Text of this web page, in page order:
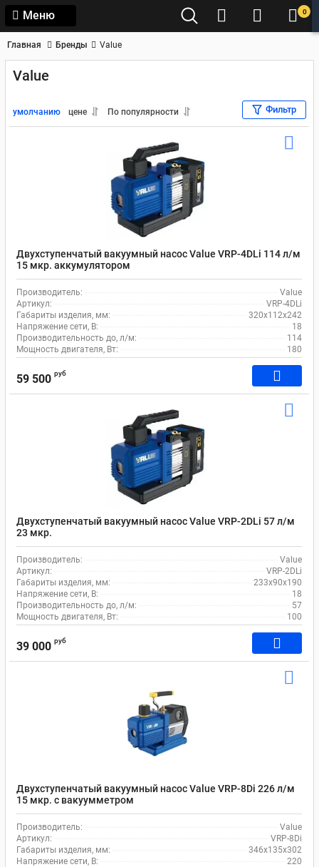
Меню 0
Главная Бренды Value
Value
умолчанию цене По популярности Фильтр
Двухступенчатый вакуумный насос Value VRP-4DLi 114 л/м
15 мкр. аккумулятором
Производитель:
Value
Артикул:
VRP-4DLi
Габариты изделия, мм:
320х112х242
Напряжение сети, В:
18
Производительность до, л/м:
114
Мощность двигателя, Вт:
180
59 500 руб
Двухступенчатый вакуумный насос Value VRP-2DLi 57 л/м
23 мкр.
Производитель:
Value
Артикул:
VRP-2DLi
Габариты изделия, мм:
233х90х190
Напряжение сети, В:
18
Производительность до, л/м:
57
Мощность двигателя, Вт:
100
39 000 руб
Двухступенчатый вакуумный насос Value VRP-8Di 226 л/м
15 мкр. c вакуумметром
Производитель:
Value
Артикул:
VRP-8Di
Габариты изделия, мм:
346х135х302
Напряжение сети, В:
220